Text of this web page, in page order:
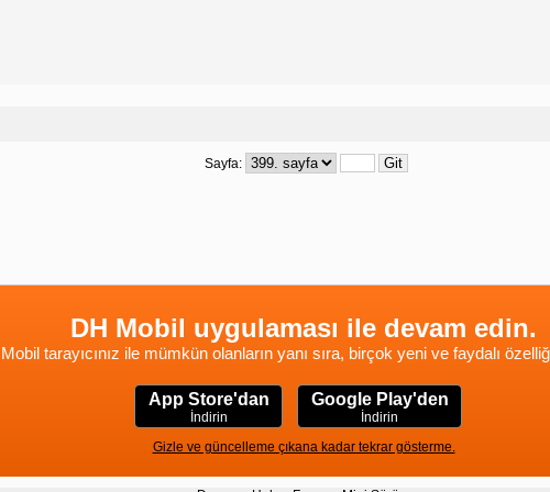
Sayfa:
DH Mobil uygulaması ile devam edin.
Mobil tarayıcınız ile mümkün olanların yanı sıra, birçok yeni ve faydalı
App Store'dan
İndirin
Google Play'den
İndirin
Gizle ve güncelleme çıkana kadar tekrar gösterme.